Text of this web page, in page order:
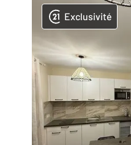
Exclusivité